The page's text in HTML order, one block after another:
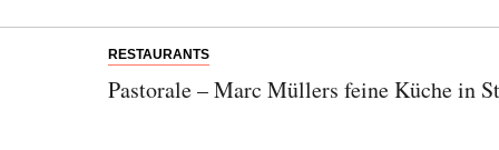
RESTAURANTS
Pastorale – Marc Müllers feine Küche in